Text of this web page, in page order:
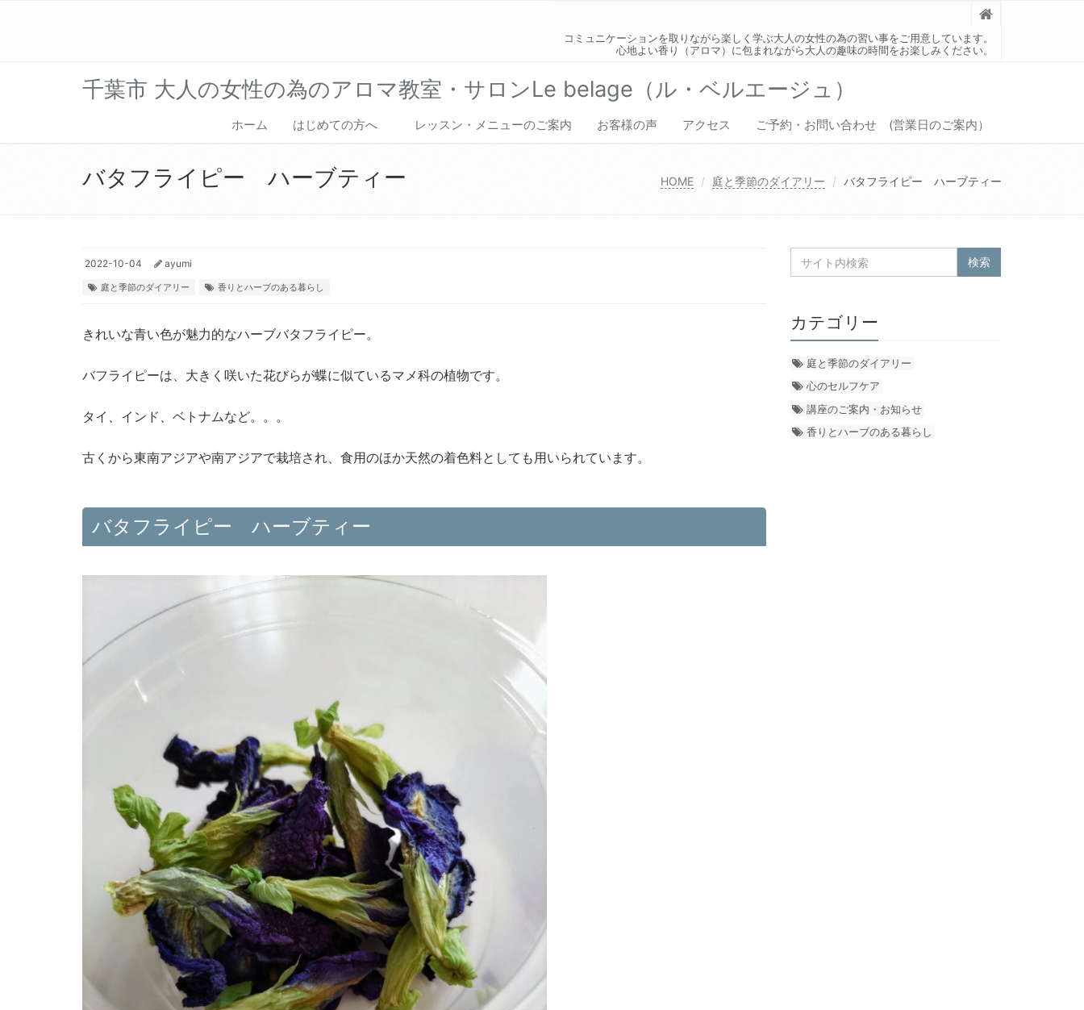
コミュニケーションを取りながら楽しく学ぶ大人の女性の為の習い事をご用意しています。
心地よい香り（アロマ）に包まれながら大人の趣味の時間をお楽しみください。
千葉市 大人の女性の為のアロマ教室・サロンLe belage（ル・ベルエージュ）
ホーム はじめての方へ レッスン・メニューのご案内 お客様の声 アクセス ご予約・お問い合わせ (営業日のご案内）
バタフライピー ハーブティー HOME 庭と季節のダイアリー バタフライピー ハーブティー
2022-10-04 ayumi
庭と季節のダイアリー 香りとハーブのある暮らし
きれいな青い色が魅力的なハーブバタフライピー。
バフライピーは、大きく咲いた花びらが蝶に似ているマメ科の植物です。
タイ、インド、ベトナムなど。。。
古くから東南アジアや南アジアで栽培され、食用のほか天然の着色料としても用いられています。
バタフライピー ハーブティー
カテゴリー
庭と季節のダイアリー
心のセルフケア
講座のご案内・お知らせ
香りとハーブのある暮らし